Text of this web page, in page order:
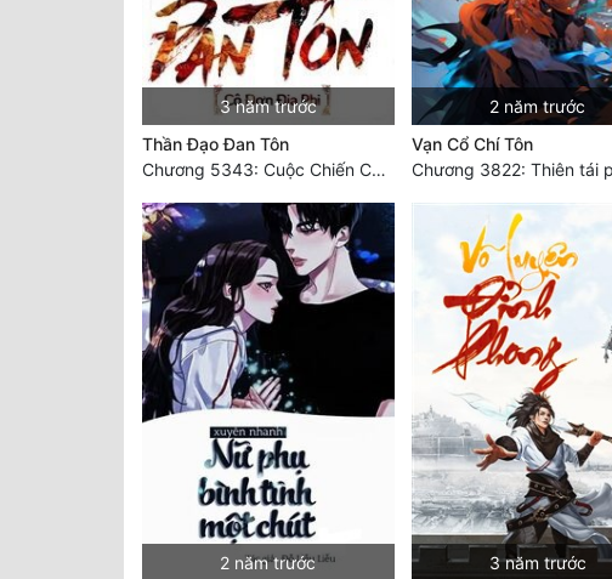
3 năm trước
Thần Đạo Đan Tôn
Chương 5343: Cuộc Chiến Cấp Thứ Nhất
2 năm trước
Vạn Cổ Chí Tôn
2 năm trước 3 năm trước